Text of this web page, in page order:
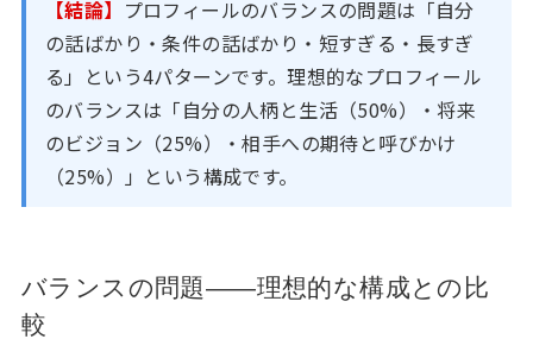
【結論】 プロフィールのバランスの問題は「自分
の話ばかり・条件の話ばかり・短すぎる・長すぎ
る」という4パターンです。理想的なプロフィール
のバランスは「自分の人柄と生活（50%）・将来
のビジョン（25%）・相手への期待と呼びかけ
（25%）」という構成です。
バランスの問題——理想的な構成との比
較